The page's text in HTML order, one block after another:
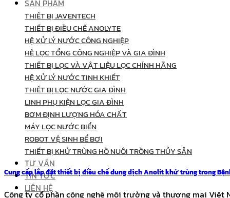
SẢN PHẨM
THIẾT BỊ JAVENTECH
THIẾT BỊ ĐIỀU CHẾ ANOLYTE
HỆ XỬ LÝ NƯỚC CÔNG NGHIỆP
HỆ LỌC TỔNG CÔNG NGHIỆP VÀ GIA ĐÌNH
THIẾT BỊ LỌC VÀ VẬT LIỆU LỌC CHÍNH HÃNG
HỆ XỬ LÝ NƯỚC TINH KHIẾT
THIẾT BỊ LỌC NƯỚC GIA ĐÌNH
LINH PHỤ KIỆN LỌC GIA ĐÌNH
BƠM ĐỊNH LƯỢNG HÓA CHẤT
MÁY LỌC NƯỚC BIỂN
ROBOT VỆ SINH BỂ BƠI
THIẾT BỊ KHỬ TRÙNG HỒ NUÔI TRỒNG THỦY SẢN
TƯ VẤN
TIN TỨC
LIÊN HỆ
Cung cấp lắp đặt thiết bị điều chế dung dịch Anolit khử trùng trong
Công ty cổ phần công nghệ môi trường và thương mại Việt